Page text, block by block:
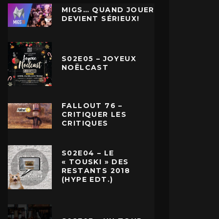
MIGS… QUAND JOUER
DEVIENT SÉRIEUX!
S02E05 – JOYEUX
NOËLCAST
FALLOUT 76 –
CRITIQUER LES
CRITIQUES
S02E04 – LE
« TOUSKI » DES
RESTANTS 2018
(HYPE EDT.)